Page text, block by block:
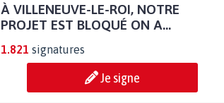
À VILLENEUVE-LE-ROI, NOTRE
PROJET EST BLOQUÉ ON A...
1.821 signatures
Je signe